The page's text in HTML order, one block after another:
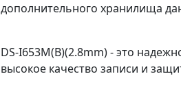
дополнительного хранилища
DS-I653M(B)(2.8mm) - это
высокое качество записи и